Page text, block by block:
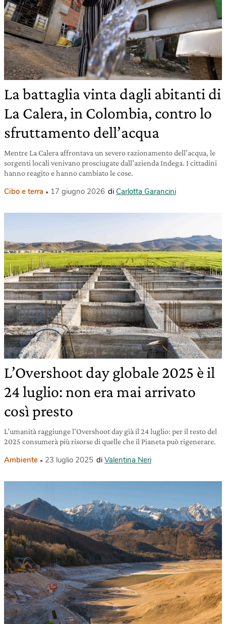
La battaglia vinta dagli abitanti di
La Calera, in Colombia, contro lo
sfruttamento dell’acqua
Mentre La Calera affrontava un severo razionamento dell’acqua, le
sorgenti locali venivano prosciugate dall’azienda Indega. I cittadini
hanno reagito e hanno cambiato le cose.
Cibo e terra 17 giugno 2026 di Carlotta Garancini
L’Overshoot day globale 2025 è il
24 luglio: non era mai arrivato
così presto
L’umanità raggiunge l’Overshoot day già il 24 luglio: per il resto del
2025 consumerà più risorse di quelle che il Pianeta può rigenerare.
Ambiente 23 luglio 2025 di Valentina Neri